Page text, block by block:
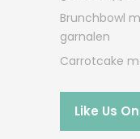
Brunchbowl
garnalen
Carrotcake
Like Us